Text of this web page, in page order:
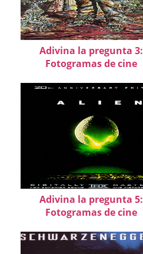
Adivina la pregunta 3:
Fotogramas de cine
Adivina la pregunta 5:
Fotogramas de cine